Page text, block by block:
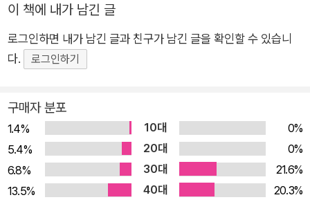
악영향을 미치기 때문에 국가에게 부동산·주택정책은 중요하다.
임대인과 임차인 사이에서 자율과 통제 사이의 균형, 즉 집을 필
요로 하는 사람들에게 입주의 기회를 적절히 제공하면서도 집을
소유하고 있는 사람들이 적당한 이익을 얻을 수 있도록 해야 하는
산이 여전히 가장 효율적인 재테크로 여겨지는 한국사회에서 임
대인과 임차인 모두가 최소한의 합의를 이룰 수 있는 균형점을 짚
는 것은 요원해보이기만 한다. 독일 주택정책 150년에서 얻는 지
혜 독일의 사례는 두 차례의 전쟁과 분단, 그리고 통일이라는 커
다란 사회변동을 경험했다는 점에서 주목할 만하다. 한국과 유사
이 책에 내가 남긴 글
로그인하면 내가 남긴 글과 친구가 남긴 글을 확인할 수 있습니
다.
로그인하기
구매자 분포
1.4% 10대
0%
5.4%
20대
0%
6.8%
30대
21.6%
13.5%
40대
20.3%